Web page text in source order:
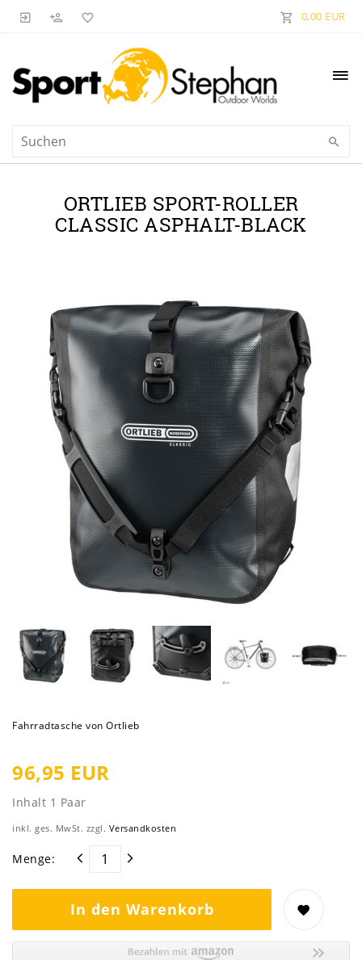
0,00 EUR
ORTLIEB SPORT-ROLLER
CLASSIC ASPHALT-BLACK
Fahrradtasche von Ortlieb
96,95 EUR
Inhalt 1 Paar
inkl. ges. MwSt. zzgl. Versandkosten
Menge:
In den Warenkorb